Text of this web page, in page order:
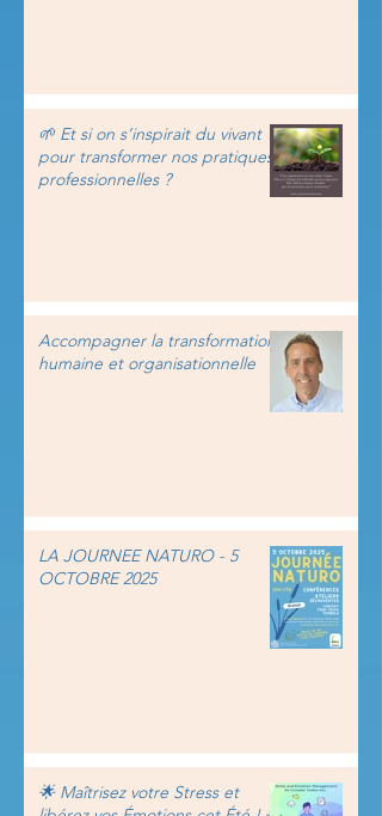
🌱 Et si on s’inspirait du vivant
pour transformer nos pratiques
professionnelles ?
Accompagner la transformation
humaine et organisationnelle
LA JOURNEE NATURO - 5
OCTOBRE 2025
🌟 Maîtrisez votre Stress et